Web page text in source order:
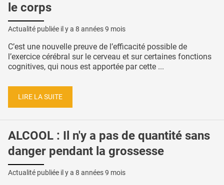
le corps
Actualité publiée il y a 8 années 9 mois
C’est une nouvelle preuve de l’efficacité possible de
l’exercice cérébral sur le cerveau et sur certaines fonctions
cognitives, qui nous est apportée par cette ...
LIRE LA SUITE
ALCOOL : Il n'y a pas de quantité sans
danger pendant la grossesse
Actualité publiée il y a 8 années 9 mois